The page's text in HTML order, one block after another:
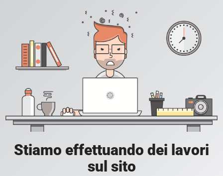
Stiamo effettuando dei lavori
sul sito